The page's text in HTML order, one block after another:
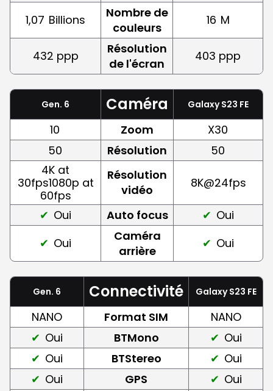
1,07 Billions
Nombre de
couleurs
16 M
432 ppp
Résolution
de l'écran
403 ppp
Gen. 6 Caméra Galaxy S23 FE
10 Zoom
X30
50
Résolution
50
4K at
30fps1080p at
60fps
Résolution
vidéo
8K@24fps
Oui Auto focus
Oui
Oui
Caméra
arrière
Oui
Gen. 6 Connectivité Galaxy S23 FE
NANO Format SIM
NANO
Oui
BTMono
Oui
Oui
BTStereo
Oui
Oui
GPS
Oui